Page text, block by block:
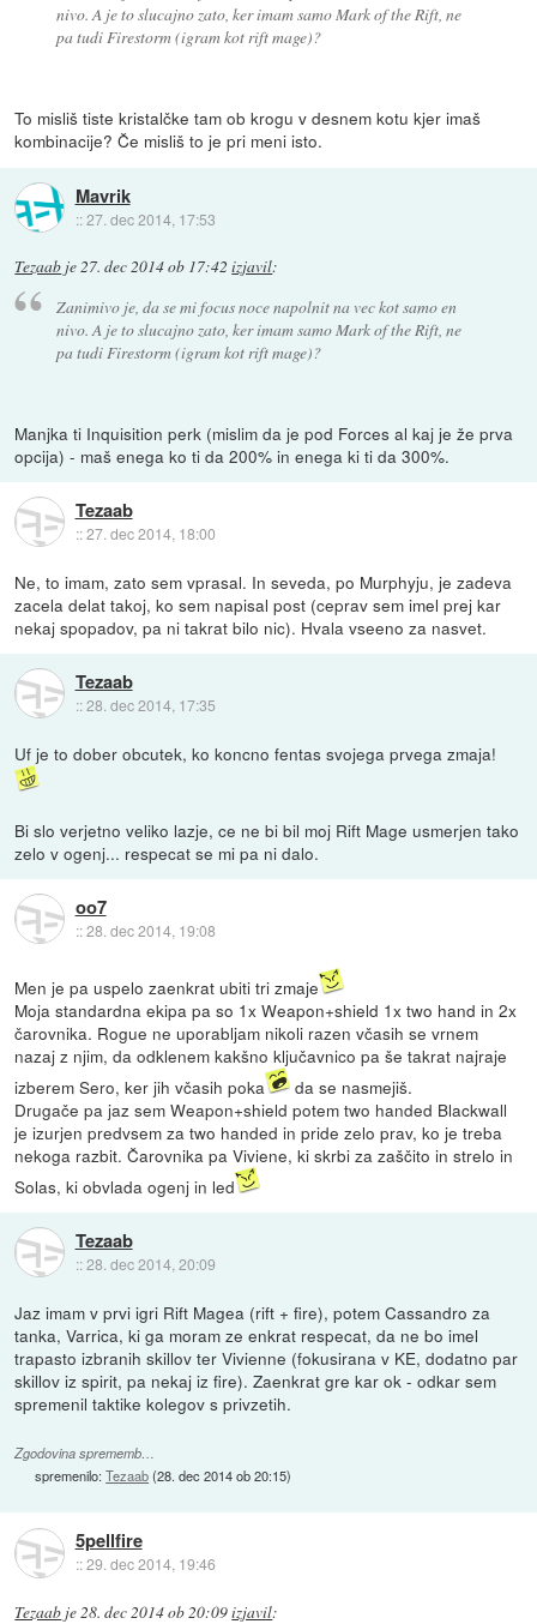
nivo. A je to slucajno zato, ker imam samo Mark of the Rift, ne
pa tudi Firestorm (igram kot rift mage)?
To misliš tiste kristalčke tam ob krogu v desnem kotu kjer imaš
kombinacije? Če misliš to je pri meni isto.
Mavrik
::27. dec 2014, 17:53
Tezaab je27. dec 2014 ob 17:42 izjavil:
Zanimivo je, da se mi focus noce napolnit na vec kot samo en
nivo. A je to slucajno zato, ker imam samo Mark of the Rift, ne
pa tudi Firestorm (igram kot rift mage)?
Manjka ti Inquisition perk (mislim da je pod Forces al kaj je že prva
opcija) - maš enega ko ti da 200% in enega ki ti da 300%.
Tezaab
::27. dec 2014, 18:00
Ne, to imam, zato sem vprasal. In seveda, po Murphyju, je zadeva
zacela delat takoj, ko sem napisal post (ceprav sem imel prej kar
nekaj spopadov, pa ni takrat bilo nic). Hvala vseeno za nasvet.
Tezaab
::28. dec 2014, 17:35
Uf je to dober obcutek, ko koncno fentas svojega prvega zmaja!
Bi slo verjetno veliko lazje, ce ne bi bil moj Rift Mage usmerjen tako
zelo v ogenj... respecat se mi pa ni dalo.
oo7
::28. dec 2014, 19:08
Men je pa uspelo zaenkrat ubiti tri zmaje
Moja standardna ekipa pa so 1x Weapon+shield 1x two hand in 2x
čarovnika. Rogue ne uporabljam nikoli razen včasih se vrnem
nazaj z njim, da odklenem kakšno ključavnico pa še takrat najraje
izberem Sero, ker jih včasih poka
da se nasmejiš.
Drugače pa jaz sem Weapon+shield potem two handed Blackwall
je izurjen predvsem za two handed in pride zelo prav, ko je treba
nekoga razbit. Čarovnika pa Viviene, ki skrbi za zaščito in strelo in
Solas, ki obvlada ogenj in led
Tezaab
::28. dec 2014, 20:09
Jaz imam v prvi igri Rift Magea (rift + fire), potem Cassandro za
tanka, Varrica, ki ga moram ze enkrat respecat, da ne bo imel
trapasto izbranih skillov ter Vivienne (fokusirana v KE, dodatno par
skillov iz spirit, pa nekaj iz fire). Zaenkrat gre kar ok - odkar sem
spremenil taktike kolegov s privzetih.
Zgodovina sprememb…
spremenilo:Tezaab(28. dec 2014 ob 20:15)
5pellfire
::29. dec 2014, 19:46
Tezaab je28. dec 2014 ob 20:09izjavil: